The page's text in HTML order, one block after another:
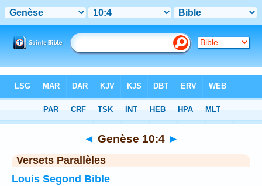
Chapitre 10 > Verset 4
◄ Genèse 10:4 ►
Versets Parallèles
Louis Segond Bible